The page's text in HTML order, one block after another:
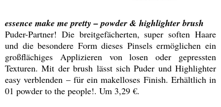
essence make me pretty – powder & highlighter brush
Puder-Partner! Die breitgefächerten, super soften Haare
und die besondere Form dieses Pinsels ermöglichen ein
großflächiges Applizieren von losen oder gepressten
Texturen. Mit der brush lässt sich Puder und Highlighter
easy verblenden – für ein makelloses Finish. Erhältlich in
01 powder to the people!. Um 3,29 €.